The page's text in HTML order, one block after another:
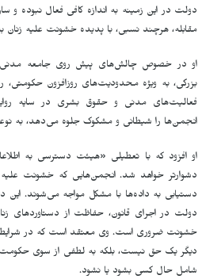
دولت در این زمینه به اندازه کافی فعال نبوده و
مقابله، هرچند نسبی، با پدیده خشونت علیه زنان
او در خصوص چالش‌های پیش روی جامعه مدنی
بزرگی، به ویژه محدودیت‌های روزافزون حکومتی،
فعالیت‌های مدنی و حقوق بشری در سایه
انجمن‌ها را شیطانی و مشکوک جلوه می‌دهد، به
او افزود که با تعطیلی «هیئت دسترسی به
دشوارتر خواهد شد. انجمن‌هایی که خشونت علیه
دستیابی به داده‌ها با مشکل مواجه می‌شوند. این
دولت در اجرای قانون، حفاظت از دستاوردهای
خشونت ضروری است. وی معتقد است که در شرایط
دیگر یک حق نیست، بلکه به لطفی از سوی
شامل حال کسی بشود یا نشود.